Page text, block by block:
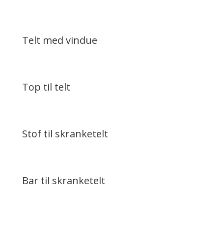
Telt med vindue
Top til telt
Stof til skranketelt
Bar til skranketelt